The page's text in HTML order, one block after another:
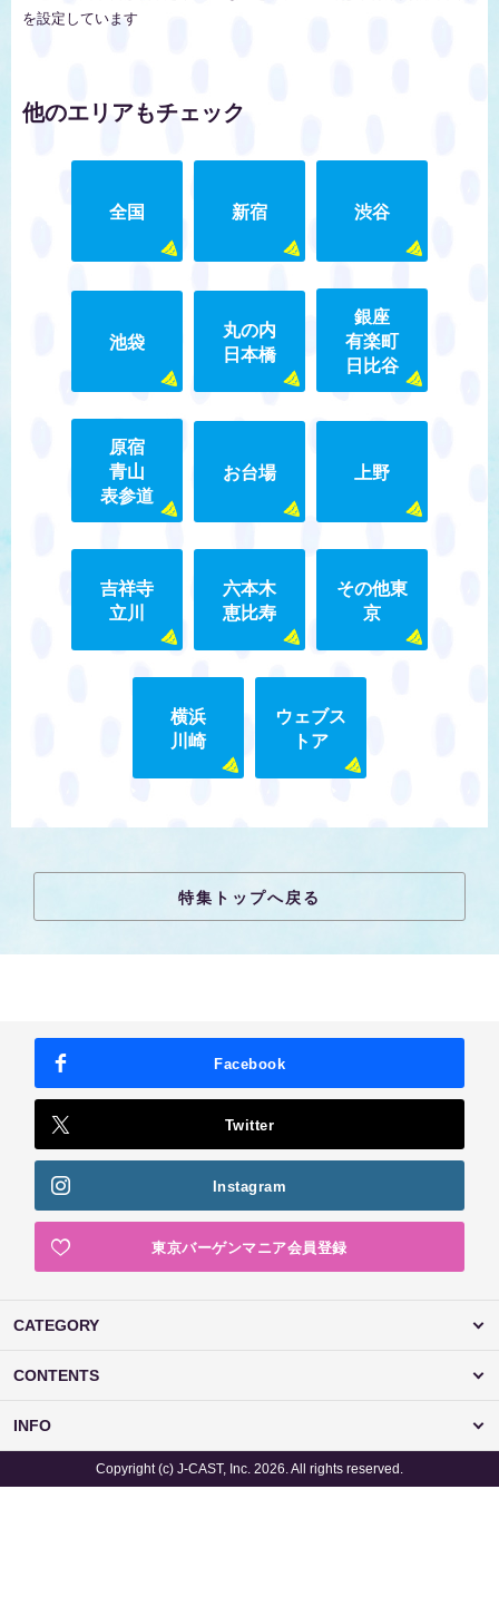
を設定しています
他のエリアもチェック
全国 新宿 渋谷
池袋
丸の内
日本橋
銀座
有楽町
日比谷
原宿
青山
表参道
お台場 上野
吉祥寺
立川
六本木
恵比寿
その他東
京
横浜
川崎
ウェブス
トア
特集トップへ戻る
Facebook
Twitter
Instagram
東京バーゲンマニア会員登録
CATEGORY
CONTENTS
INFO
Copyright (c) J-CAST, Inc. 2026. All rights reserved.